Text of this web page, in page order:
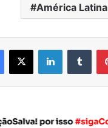
América Latina